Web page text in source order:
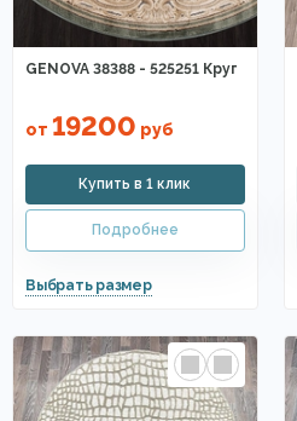
GENOVA 38388 - 525251 Круг
от 19200 руб